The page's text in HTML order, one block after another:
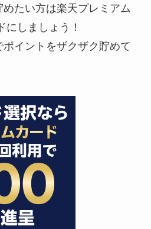
たい方は楽天プレミアム
にしましょう！
イントをザクザク貯めて